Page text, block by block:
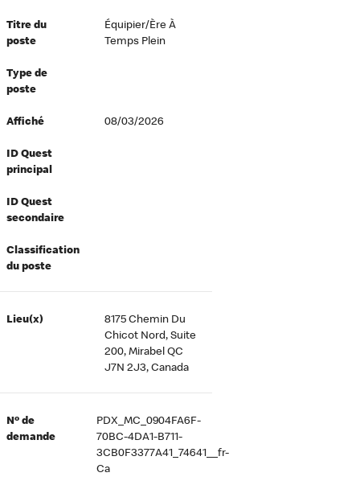
Titre du
poste
Équipier/ère À
Temps Plein
Type de
poste
Affiché 08/03/2026
ID Quest
principal
ID Quest
secondaire
Classification
du poste
Lieu(x)
8175 Chemin Du
Chicot Nord, Suite
200, Mirabel QC
J7N 2J3, Canada
Nº de
demande
PDX_MC_0904FA6F-
70BC-4DA1-B711-
3CB0F3377A41_74641__fr-
Ca